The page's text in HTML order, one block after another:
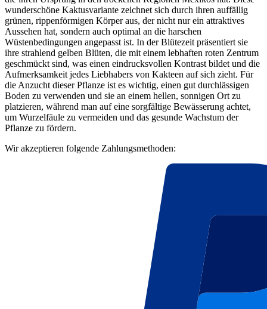
wunderschöne Kaktusvariante zeichnet sich durch ihren auffällig
grünen, rippenförmigen Körper aus, der nicht nur ein attraktives
Aussehen hat, sondern auch optimal an die harschen
Wüstenbedingungen angepasst ist. In der Blütezeit präsentiert sie
ihre strahlend gelben Blüten, die mit einem lebhaften roten Zentrum
geschmückt sind, was einen eindrucksvollen Kontrast bildet und die
Aufmerksamkeit jedes Liebhabers von Kakteen auf sich zieht. Für
die Anzucht dieser Pflanze ist es wichtig, einen gut durchlässigen
Boden zu verwenden und sie an einem hellen, sonnigen Ort zu
platzieren, während man auf eine sorgfältige Bewässerung achtet,
um Wurzelfäule zu vermeiden und das gesunde Wachstum der
Pflanze zu fördern.
Wir akzeptieren folgende Zahlungsmethoden: